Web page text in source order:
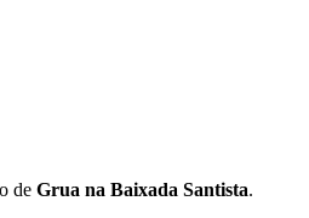
de Grua na Baixada Santista.